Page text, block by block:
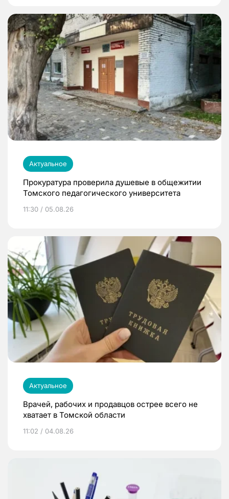
Актуальное
Прокуратура проверила душевые в общежитии
Томского педагогического университета
11:30 / 05.08.26
Актуальное
Врачей, рабочих и продавцов острее всего не
хватает в Томской области
11:02 / 04.08.26